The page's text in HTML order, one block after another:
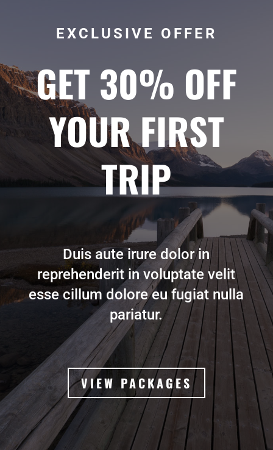
EXCLUSIVE OFFER
GET 30% OFF
YOUR FIRST
TRIP
Duis aute irure dolor in
reprehenderit in voluptate velit
esse cillum dolore eu fugiat nulla
pariatur.
VIEW PACKAGES